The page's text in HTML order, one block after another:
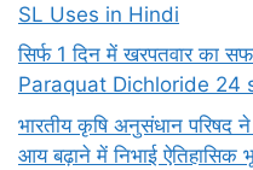
SL Uses in Hindi
सिर्फ 1 दिन में खरपतवार का
Paraquat Dichloride 24
भारतीय कृषि अनुसंधान परिषद
आय बढ़ाने में निभाई ऐतिहासिक